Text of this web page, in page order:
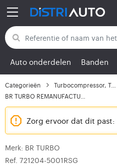
Terug naar categorieën
Auto onderdelen Banden
Categorieën Turbocompressor, Turbo
Zorg ervoor dat dit past:
Merk: BR TURBO
Ref. 721204-5001RSG